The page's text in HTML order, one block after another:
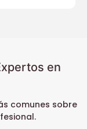
en
comunes sobre